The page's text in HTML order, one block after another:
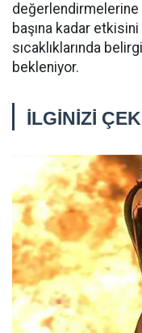
değerlendirmelerine
başına kadar
sıcaklıklarında
bekleniyor.